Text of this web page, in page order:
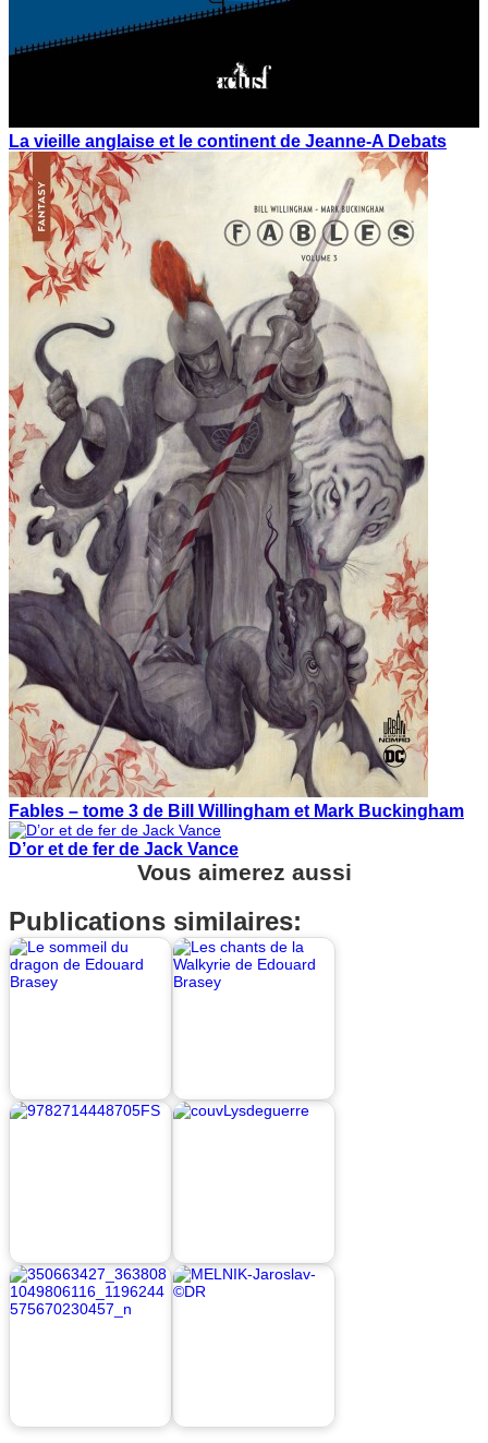
La vieille anglaise et le continent de Jeanne-A Debats
Fables – tome 3 de Bill Willingham et Mark Buckingham
D’or et de fer de Jack Vance
Vous aimerez aussi
Publications similaires: